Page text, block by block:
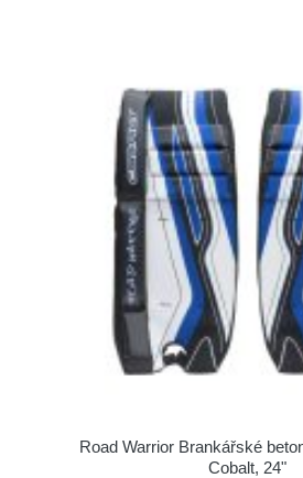
Road Warrior Brankářské
Cobalt, 24"